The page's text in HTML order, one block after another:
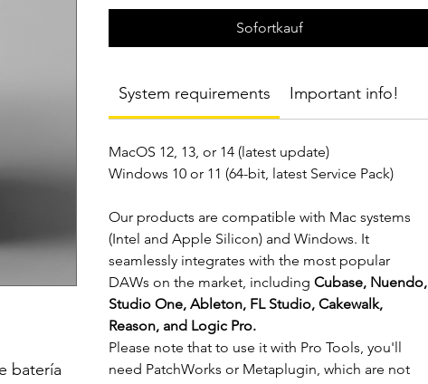
batería
Sofortkauf
System requirements Important info!
MacOS 12, 13, or 14 (latest update)
Windows 10 or 11 (64-bit, latest Service Pack)
Our products are compatible with Mac systems
(Intel and Apple Silicon) and Windows. It
seamlessly integrates with the most popular
DAWs on the market, including Cubase, Nuendo,
Studio One, Ableton, FL Studio, Cakewalk,
Reason, and Logic Pro.
Please note that to use it with Pro Tools, you'll
need PatchWorks or Metaplugin, which are not